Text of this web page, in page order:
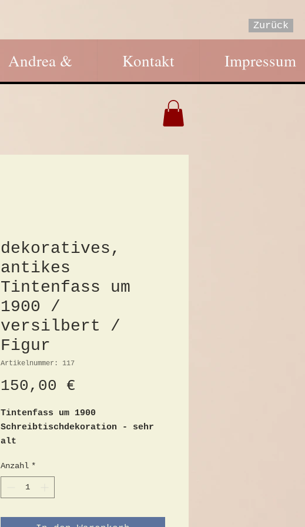
Zurück
Andrea & Kontakt Impressum
dekoratives,
antikes
Tintenfass um
1900 /
versilbert /
Figur
Artikelnummer: 117
150,00 €
Tintenfass um 1900
Schreibtischdekoration - sehr
alt
Höhe ca 8,5cm
Breite ca 7cm
Tiefe 5,3cm
Anzahl *